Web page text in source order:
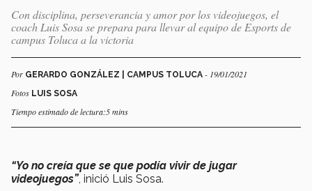
Con disciplina, perseverancia y amor por los videojuegos, el
coach Luis Sosa se prepara para llevar al equipo de Esports de
campus Toluca a la victoria
Por GERARDO GONZÁLEZ | CAMPUS TOLUCA - 19/01/2021
Fotos LUIS SOSA
Tiempo estimado de lectura:5 mins
“Yo no creía que se que podía vivir de jugar
videojuegos”, inició Luis Sosa.